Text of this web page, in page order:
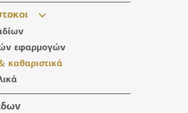
& σφραγιστικά κονιάματα
εφαρμογών
καθαριστικά